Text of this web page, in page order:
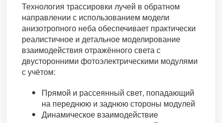
Технология трассировки лучей в обратном
направлении с использованием модели
анизотропного неба обеспечивает практически
реалистичное и детальное моделирование
взаимодействия отражённого света с
двусторонними фотоэлектрическими модулями
с учётом:
Прямой и рассеянный свет, попадающий
на переднюю и заднюю стороны модулей
Динамическое взаимодействие